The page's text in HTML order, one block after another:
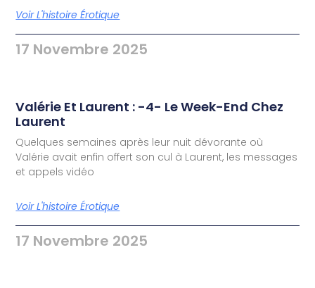
Voir L'histoire Érotique
17 Novembre 2025
Valérie Et Laurent : -4- Le Week-End Chez
Laurent
Quelques semaines après leur nuit dévorante où
Valérie avait enfin offert son cul à Laurent, les messages
et appels vidéo
Voir L'histoire Érotique
17 Novembre 2025